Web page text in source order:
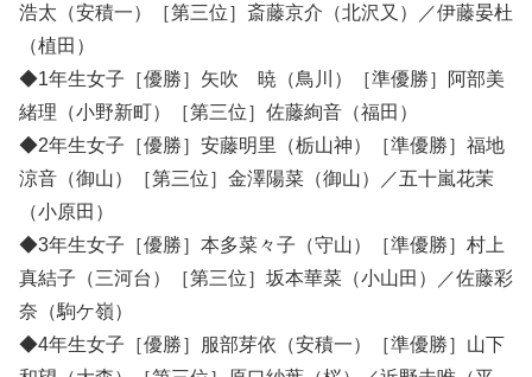
浩太（安積一）［第三位］斎藤京介（北沢又）／伊藤晏杜
（植田）
◆1年生女子［優勝］矢吹 暁（鳥川）［準優勝］阿部美
緒理（小野新町）［第三位］佐藤絢音（福田）
◆2年生女子［優勝］安藤明里（栃山神）［準優勝］福地
涼音（御山）［第三位］金澤陽菜（御山）／五十嵐花茉
（小原田）
◆3年生女子［優勝］本多菜々子（守山）［準優勝］村上
真結子（三河台）［第三位］坂本華菜（小山田）／佐藤彩
奈（駒ケ嶺）
◆4年生女子［優勝］服部芽依（安積一）［準優勝］山下